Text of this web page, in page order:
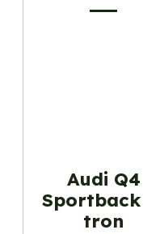
Audi Q4
tron